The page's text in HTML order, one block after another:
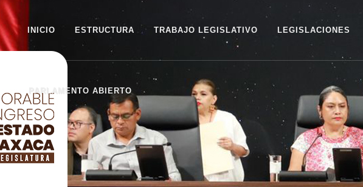
INICIO ESTRUCTURA TRABAJO LEGISLATIVO LEGISLACIONES
PARLAMENTO ABIERTO